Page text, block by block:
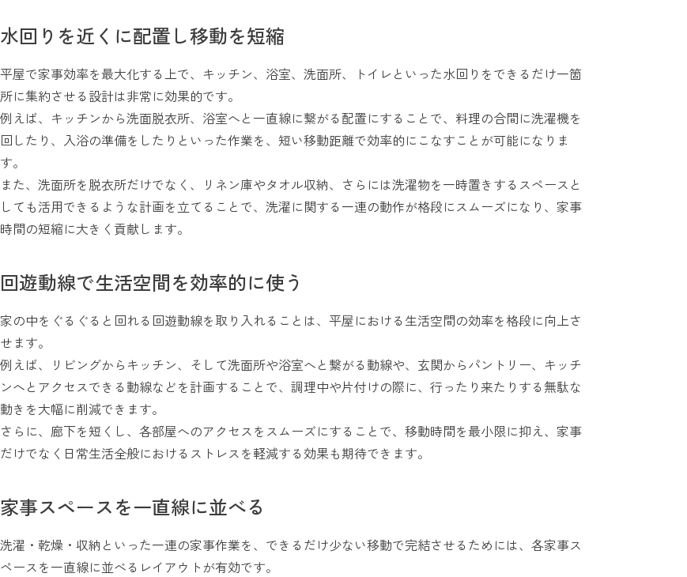
水回りを近くに配置し移動を短縮
平屋で家事効率を最大化する上で、キッチン、浴室、洗面所、トイレといった水回りをできるだけ一箇
所に集約させる設計は非常に効果的です。
例えば、キッチンから洗面脱衣所、浴室へと一直線に繋がる配置にすることで、料理の合間に洗濯機を
回したり、入浴の準備をしたりといった作業を、短い移動距離で効率的にこなすことが可能になりま
す。
また、洗面所を脱衣所だけでなく、リネン庫やタオル収納、さらには洗濯物を一時置きするスペースと
しても活用できるような計画を立てることで、洗濯に関する一連の動作が格段にスムーズになり、家事
時間の短縮に大きく貢献します。
回遊動線で生活空間を効率的に使う
家の中をぐるぐると回れる回遊動線を取り入れることは、平屋における生活空間の効率を格段に向上さ
せます。
例えば、リビングからキッチン、そして洗面所や浴室へと繋がる動線や、玄関からパントリー、キッチ
ンへとアクセスできる動線などを計画することで、調理中や片付けの際に、行ったり来たりする無駄な
動きを大幅に削減できます。
さらに、廊下を短くし、各部屋へのアクセスをスムーズにすることで、移動時間を最小限に抑え、家事
だけでなく日常生活全般におけるストレスを軽減する効果も期待できます。
家事スペースを一直線に並べる
洗濯・乾燥・収納といった一連の家事作業を、できるだけ少ない移動で完結させるためには、各家事ス
ペースを一直線に並べるレイアウトが有効です。